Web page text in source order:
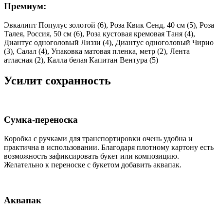
Премиум:
Эвкалипт Популус золотой (6), Роза Квик Сенд, 40 см (5), Роза
Талея, Россия, 50 см (6), Роза кустовая кремовая Таня (4),
Диантус одноголовый Лиззи (4), Диантус одноголовый Чирио
(3), Салал (4), Упаковка матовая пленка, метр (2), Лента
атласная (2), Калла белая Капитан Вентура (5)
Усилит сохранность
Сумка-переноска
Коробка c ручками для транспортировки очень удобна и
практична в использовании. Благодаря плотному картону есть
возможность зафиксировать букет или композицию.
Желательно к переноске с букетом добавить аквапак.
Аквапак